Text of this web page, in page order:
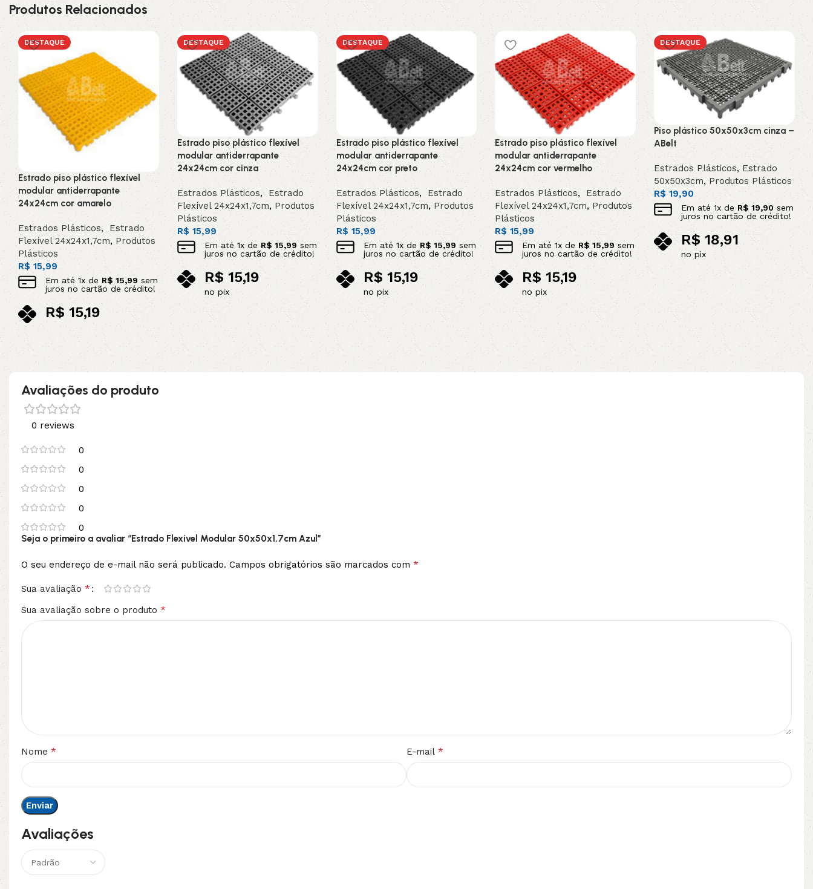
Produtos Relacionados
DESTAQUE
Estrado piso plástico flexível
modular antiderrapante
24x24cm cor amarelo
Estrados Plásticos,
Estrado
Flexível 24x24x1,7cm, Produtos
Plásticos
R$ 15,99
Em até1x de R$15,99 sem
juros no cartão de crédito!
R$15,19
no pix
Adicionar ao carrinho
DESTAQUE
Estrado piso plástico flexível
modular antiderrapante
24x24cm cor cinza
Estrados Plásticos,Estrado
Flexível 24x24x1,7cm, Produtos
Plásticos
R$ 15,99
Em até 1x de R$15,99sem
juros no cartão de crédito!
R$ 15,19
no pix
Adicionar ao carrinho
DESTAQUE
Estrado piso plástico flexível
modular antiderrapante
24x24cm cor preto
Estrados Plásticos,Estrado
Flexível 24x24x1,7cm, Produtos
Plásticos
R$ 15,99
Em até1x de R$15,99sem
juros no cartão de crédito!
R$15,19
no pix
Adicionar ao carrinho
Estrado piso plástico flexível
modular antiderrapante
24x24cm cor vermelho
Estrados Plásticos, Estrado
Flexível 24x24x1,7cm, Produtos
Plásticos
R$15,99
Em até1x de R$ 15,99 sem
juros no cartão de crédito!
R$15,19
no pix
Adicionar ao carrinho
DESTAQUE
Piso plástico 50x50x3cm cinza –
ABelt
Estrados Plásticos,Estrado
50x50x3cm, Produtos Plásticos
R$19,90
Em até1x de R$19,90 sem
juros no cartão de crédito!
R$18,91
no pix
Adicionar ao carrinho
Avaliações do produto
0 reviews
0
0
0
0
0
Avaliações
Seja o primeiro a avaliar “Estrado Flexivel Modular 50x50x1,7cm Azul”
O seu endereço de e-mail não será publicado. Campos obrigatórios são marcados com *
Sua avaliação *
Sua avaliação sobre o produto *
Nome * E-mail *